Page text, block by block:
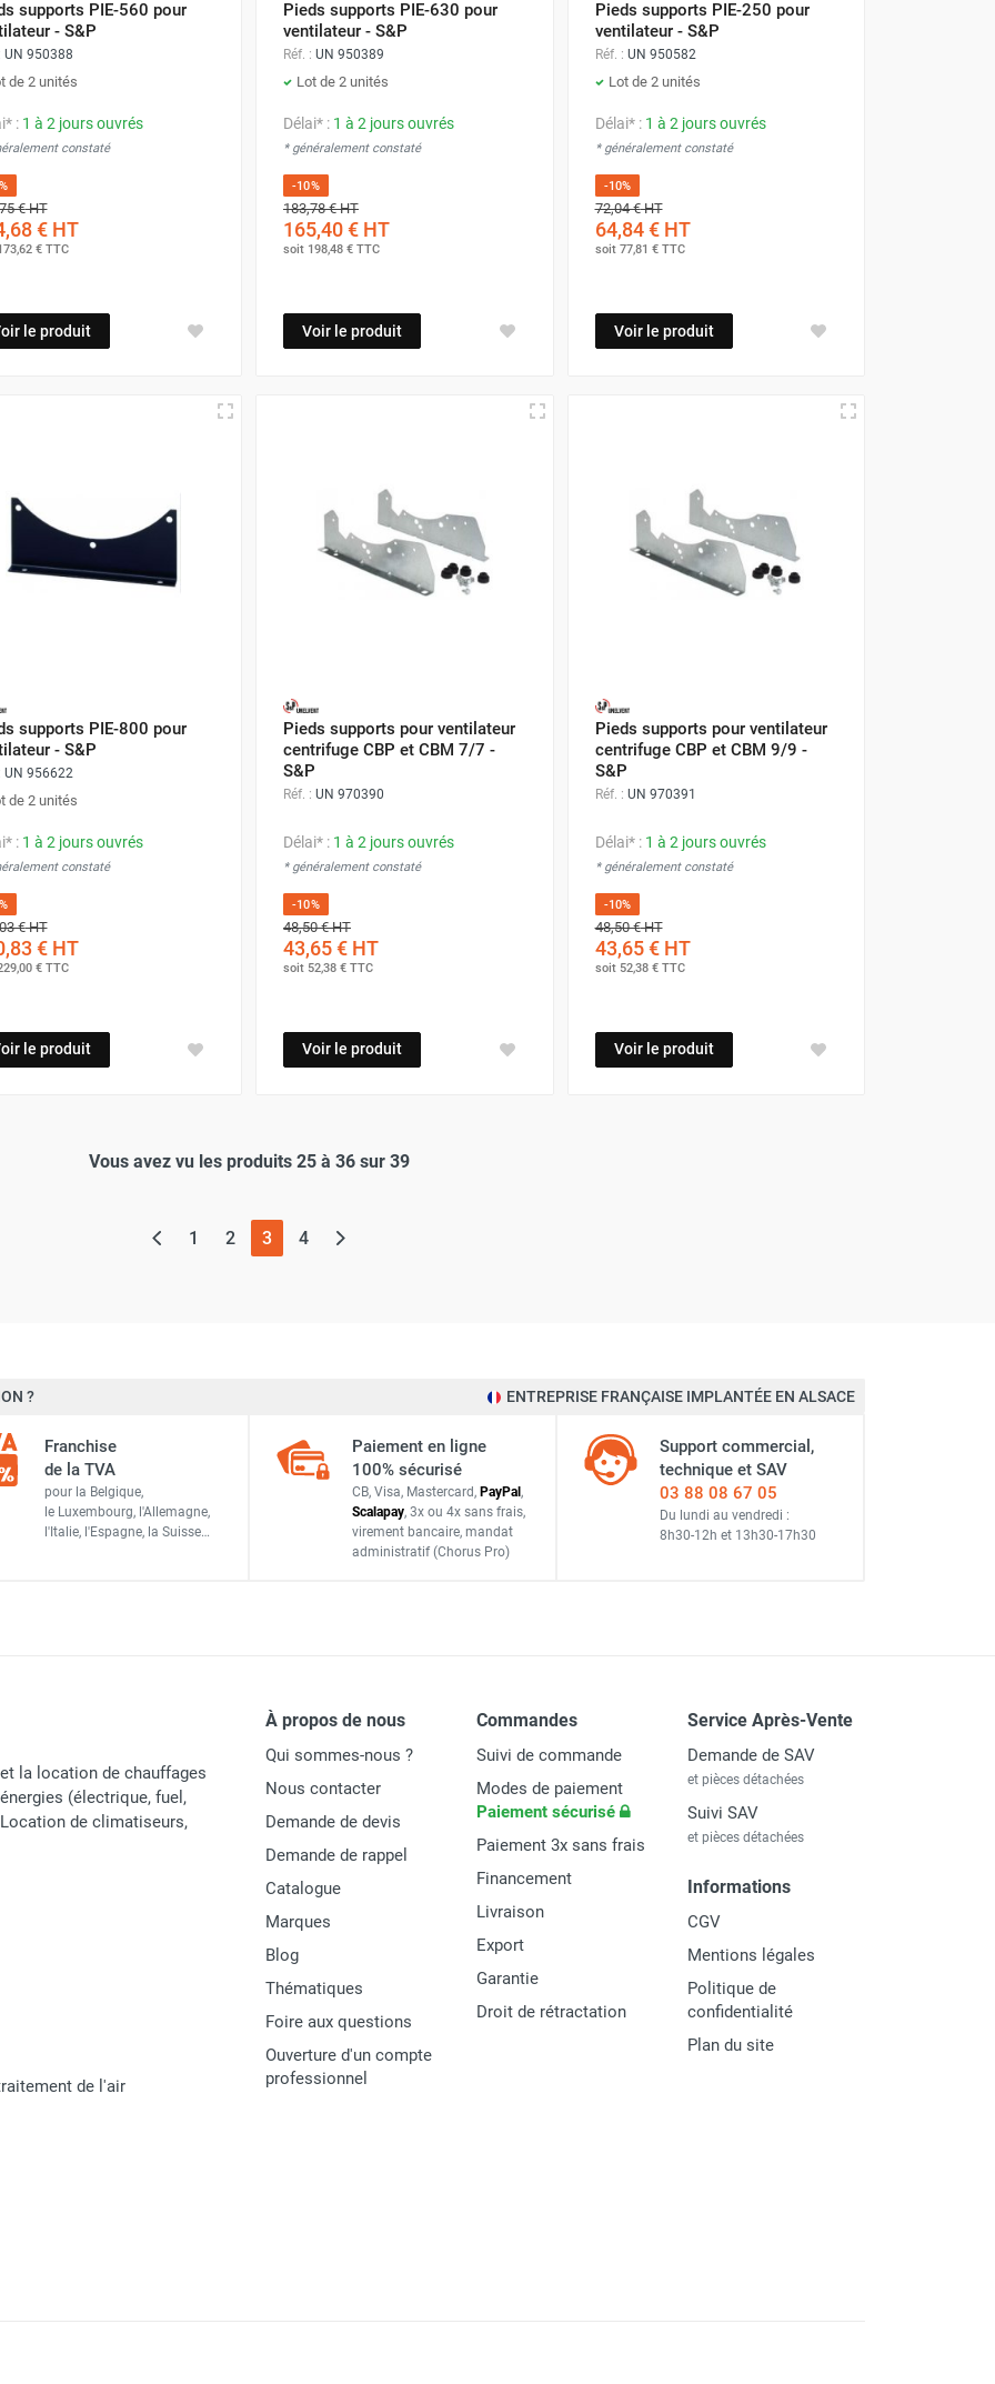
supports PIE-560 pour
- S&P
UN 950388
de 2 unités
: 1 à 2 jours ouvrés
constaté
€HT
€HT
€TTC
le produit
Pieds supports PIE-630 pour
ventilateur - S&P
Réf. : UN 950389
Lot de 2 unités
Délai* : 1 à 2 jours ouvrés
* généralement constaté
-10%
183,78 €HT
165,40 € HT
soit 198,48 € TTC
Voir le produit
Pieds supports PIE-250 pour
ventilateur - S&P
Réf. : UN 950582
Lot de 2 unités
Délai* : 1 à 2 jours ouvrés
* généralement constaté
-10%
72,04 €HT
64,84 €HT
soit 77,81 €TTC
Voir le produit
supports PIE-800 pour
- S&P
UN 956622
de 2 unités
: 1 à 2 jours ouvrés
constaté
€HT
€HT
€TTC
le produit
Pieds supports pour ventilateur
centrifuge CBP et CBM 7/7 -
S&P
Réf. : UN 970390
Délai* : 1 à 2 jours ouvrés
* généralement constaté
-10%
48,50 €HT
43,65 € HT
soit 52,38 € TTC
Voir le produit
Pieds supports pour ventilateur
centrifuge CBP et CBM 9/9 -
S&P
Réf. : UN 970391
Délai* : 1 à 2 jours ouvrés
* généralement constaté
-10%
48,50 €HT
43,65 €HT
soit 52,38 €TTC
Voir le produit
Vous avez vu les produits 25 à 36 sur 39
1 2 3(page actuelle)
4
? ENTREPRISE FRANÇAISE IMPLANTÉE EN ALSACE
Franchise
de la TVA
pour la Belgique,
le Luxembourg, l'Allemagne,
l'Italie, l'Espagne, la Suisse…
Paiement en ligne
100% sécurisé
CB, Visa, Mastercard, PayPal ,
Scalapay, 3x ou 4x sans frais,
virement bancaire, mandat
administratif (Chorus Pro)
Support commercial,
technique et SAV
03 88 08 67 05
Du lundi au vendredi :
8h30-12h et 13h30-17h30
la location de chauffages
(électrique, fuel,
de climatiseurs,
de l'air
À propos de nous
Qui sommes-nous ?
Nous contacter
Demande de devis
Demande de rappel
Catalogue
Marques
Blog
Thématiques
Foire aux questions
Ouverture d'un compte
professionnel
Commandes
Suivi de commande
Modes de paiement
Paiement sécurisé
Paiement 3x sans frais
Financement
Livraison
Export
Garantie
Droit de rétractation
Service Après-Vente
Demande de SAV
et pièces détachées
Suivi SAV
et pièces détachées
Informations
CGV
Mentions légales
Politique de
confidentialité
Plan du site